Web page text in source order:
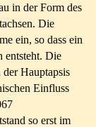
in der Form des
Die
ein, so dass ein
entsteht. Die
Hauptapsis
Einfluss
so erst im